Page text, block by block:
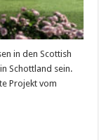
in den Scottish
Schottland sein.
Projekt vom